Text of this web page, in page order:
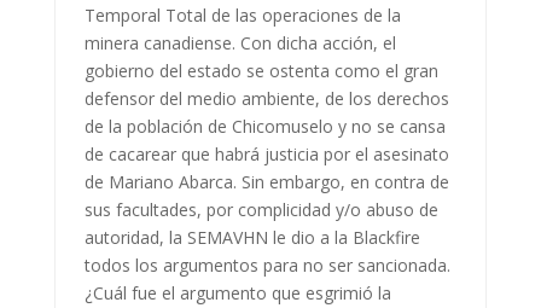
Temporal Total de las operaciones de la
minera canadiense. Con dicha acción, el
gobierno del estado se ostenta como el gran
defensor del medio ambiente, de los derechos
de la población de Chicomuselo y no se cansa
de cacarear que habrá justicia por el asesinato
de Mariano Abarca. Sin embargo, en contra de
sus facultades, por complicidad y/o abuso de
autoridad, la SEMAVHN le dio a la Blackfire
todos los argumentos para no ser sancionada.
¿Cuál fue el argumento que esgrimió la